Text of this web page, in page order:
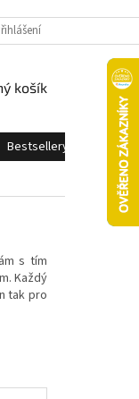
košík
Bestsellery
s tím
Každý
tak pro